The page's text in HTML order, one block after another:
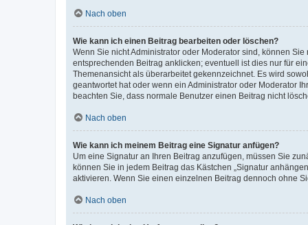
Nach oben
Wie kann ich einen Beitrag bearbeiten oder löschen?
Wenn Sie nicht Administrator oder Moderator sind, können
entsprechenden Beitrag anklicken; eventuell ist dies nur für
Themenansicht als überarbeitet gekennzeichnet. Es wird
geantwortet hat oder wenn ein Administrator oder Moderator
beachten Sie, dass normale Benutzer einen Beitrag nicht
Nach oben
Wie kann ich meinem Beitrag eine Signatur anfügen?
Um eine Signatur an Ihren Beitrag anzufügen, müssen Sie
können Sie in jedem Beitrag das Kästchen „Signatur
aktivieren. Wenn Sie einen einzelnen Beitrag dennoch ohne
Nach oben